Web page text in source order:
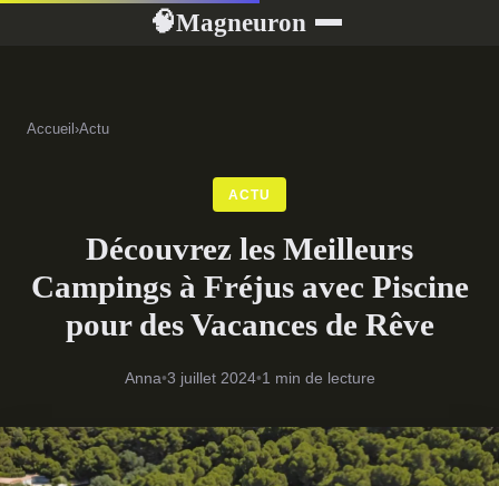
🧠Magneuron
Accueil ›Actu
ACTU
Découvrez les Meilleurs
Campings à Fréjus avec Piscine
pour des Vacances de Rêve
Anna•3 juillet 2024•1 min de lecture